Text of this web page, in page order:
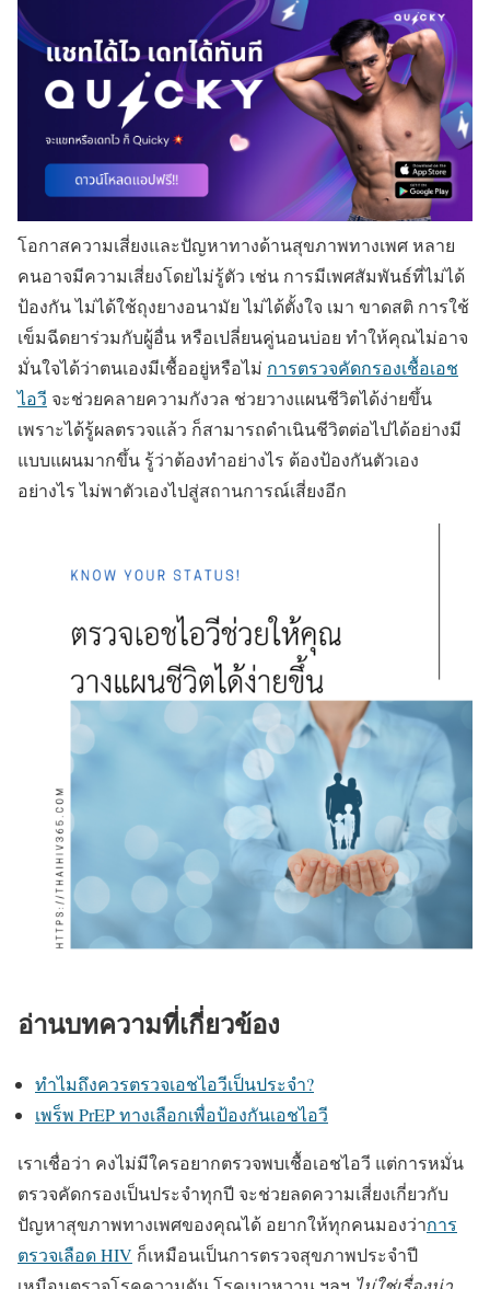
โอกาสความเสี่ยงและปัญหาทางด้านสุขภาพทางเพศ หลาย
คนอาจมีความเสี่ยงโดยไม่รู้ตัว เช่น การมีเพศสัมพันธ์ที่ไม่ได้
ป้องกัน ไม่ได้ใช้ถุงยางอนามัย ไม่ได้ตั้งใจ เมา ขาดสติ การใช้
เข็มฉีดยาร่วมกับผู้อื่นหรือเปลี่ยนคู่นอนบ่อย ทำให้คุณไม่อาจ
มั่นใจได้ว่าตนเองมีเชื้ออยู่หรือไม่ การตรวจคัดกรองเชื้อเอช
ไอวี จะช่วยคลายความกังวล ช่วยวางแผนชีวิตได้ง่ายขึ้น
เพราะได้รู้ผลตรวจแล้ว ก็สามารถดำเนินชีวิตต่อไปได้อย่างมี
แบบแผนมากขึ้น รู้ว่าต้องทำอย่างไร ต้องป้องกันตัวเอง
อย่างไร ไม่พาตัวเองไปสู่สถานการณ์เสี่ยงอีก
อ่านบทความที่เกี่ยวข้อง
ทำไมถึงควรตรวจเอชไอวีเป็นประจำ?
เพร็พ PrEP ทางเลือกเพื่อป้องกันเอชไอวี
เราเชื่อว่า คงไม่มีใครอยากตรวจพบเชื้อเอชไอวี แต่การหมั่น
ตรวจคัดกรองเป็นประจำทุกปี จะช่วยลดความเสี่ยงเกี่ยวกับ
ปัญหาสุขภาพทางเพศของคุณได้ อยากให้ทุกคนมองว่าการ
ตรวจเลือด HIV ก็เหมือนเป็นการตรวจสุขภาพประจำปี